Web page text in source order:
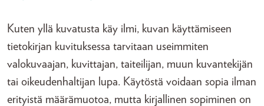
Kuten yllä kuvatusta käy ilmi, kuvan käyttämiseen
tietokirjan kuvituksessa tarvitaan useimmiten
valokuvaajan, kuvittajan, taiteilijan, muun kuvantekijän
tai oikeudenhaltijan lupa. Käytöstä voidaan sopia ilman
erityistä määrämuotoa, mutta kirjallinen sopiminen on